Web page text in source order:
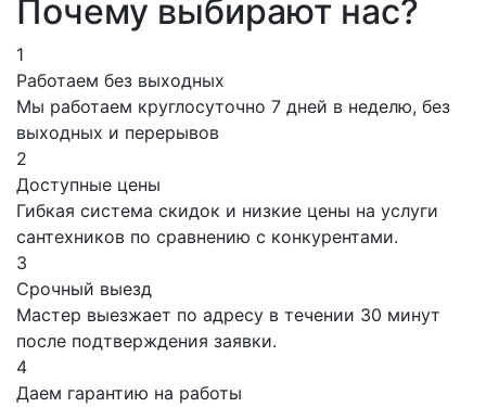
Почему выбирают нас?
1
Работаем без выходных
Мы работаем круглосуточно 7 дней в неделю, без
выходных и перерывов
2
Доступные цены
Гибкая система скидок и низкие цены на услуги
сантехников по сравнению с конкурентами.
3
Срочный выезд
Мастер выезжает по адресу в течении 30 минут
после подтверждения заявки.
4
Даем гарантию на работы